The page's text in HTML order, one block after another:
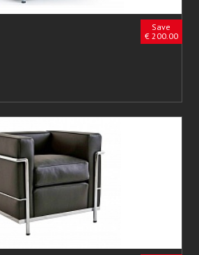
Save
€ 200.00